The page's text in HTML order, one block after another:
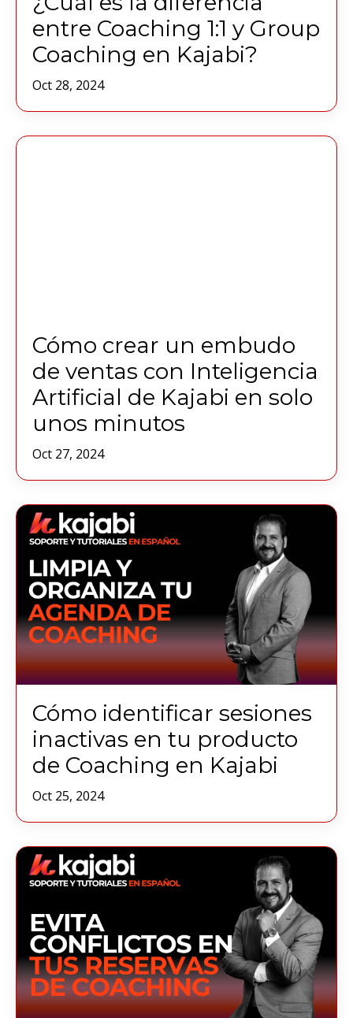
entre Coaching 1:1 y Group
Coaching en Kajabi?
Oct 28, 2024
Cómo crear un embudo
de ventas con Inteligencia
Artificial de Kajabi en solo
unos minutos
Oct 27, 2024
Cómo identificar sesiones
inactivas en tu producto
de Coaching en Kajabi
Oct 25, 2024